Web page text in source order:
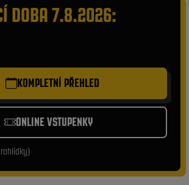
DOBA 7.8.2026:
KOMPLETNÍ PŘEHLED
ONLINE VSTUPENKY